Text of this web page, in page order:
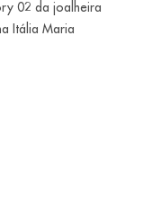
02 da joalheira
Itália Maria